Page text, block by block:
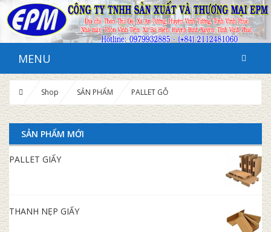
MENU
Shop SẢN PHẨM PALLET GỖ
SẢN PHẨM MỚI
PALLET GIẤY
THANH NẸP GIẤY